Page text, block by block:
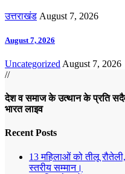
उत्तराखंड August 7, 2026
August 7, 2026
Uncategorized August 7, 2026
//
देश व समाज के उत्थान के प्रति
भारत लाइव
Recent Posts
13 महिलाओं को तीलू
स्तरीय सम्मान।